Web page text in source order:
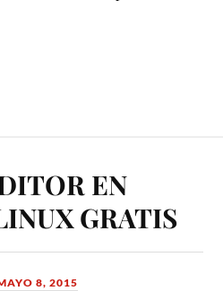
EN
GRATIS
8, 2015